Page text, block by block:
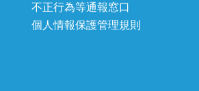
不正行為等通報窓口
個人情報保護管理規則